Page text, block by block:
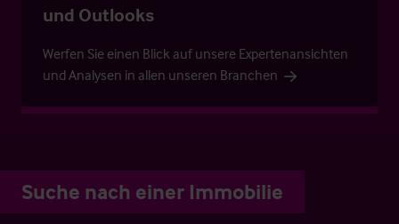
und Outlooks
Werfen Sie einen Blick auf unsere Expertenansichten
und Analysen in allen unseren Branchen
Suche nach einer Immobilie